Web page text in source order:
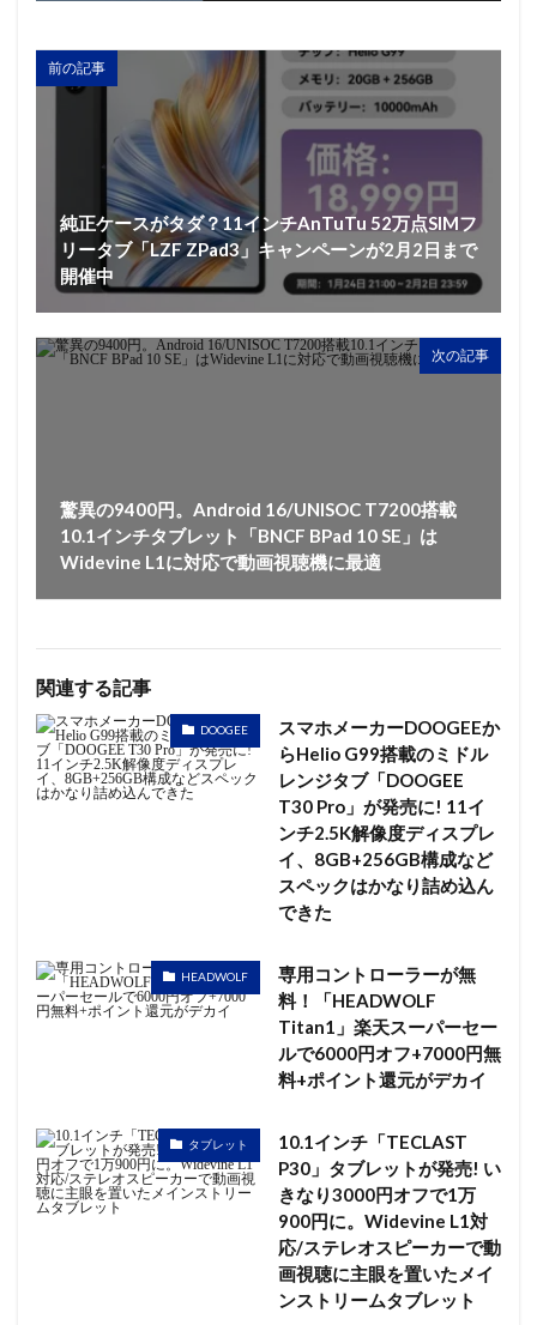
前の記事
純正ケースがタダ？11インチAnTuTu 52万点SIMフ
リータブ「LZF ZPad3」キャンペーンが2月2日まで
開催中
次の記事
驚異の9400円。Android 16/UNISOC T7200搭載
10.1インチタブレット「BNCF BPad 10 SE」は
Widevine L1に対応で動画視聴機に最適
関連する記事
DOOGEE
スマホメーカーDOOGEEか
らHelio G99搭載のミドル
レンジタブ「DOOGEE
T30 Pro」が発売に! 11イ
ンチ2.5K解像度ディスプレ
イ、8GB+256GB構成など
スペックはかなり詰め込ん
できた
HEADWOLF
専用コントローラーが無
料！「HEADWOLF
Titan1」楽天スーパーセー
ルで6000円オフ+7000円無
料+ポイント還元がデカイ
タブレット
10.1インチ「TECLAST
P30」タブレットが発売! い
きなり3000円オフで1万
900円に。Widevine L1対
応/ステレオスピーカーで動
画視聴に主眼を置いたメイ
ンストリームタブレット